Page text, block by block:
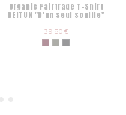
Organic Fairtrade T-Shirt
BEITUN "D'un seul souffle"
39,50 €